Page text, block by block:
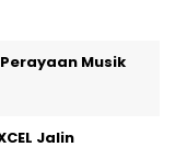
Musik
Jalin